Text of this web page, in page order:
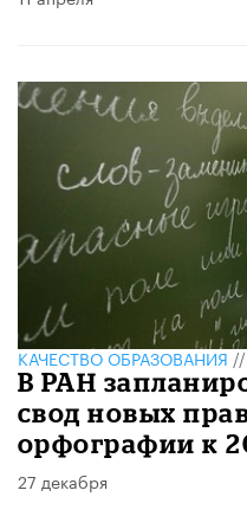
КАЧЕСТВО ОБРАЗОВАНИЯ
В РАН
свод новых
орфографии к
27 декабря